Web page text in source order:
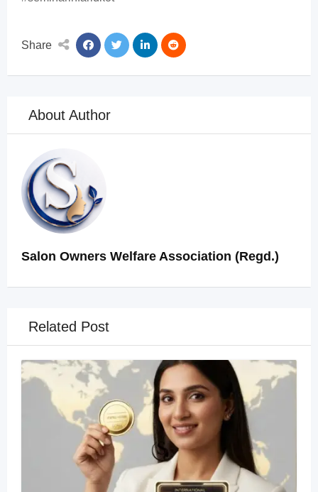
Share
About Author
Salon Owners Welfare Association (Regd.)
Related Post